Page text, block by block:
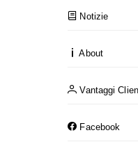
Notizie
About
Vantaggi
Facebook